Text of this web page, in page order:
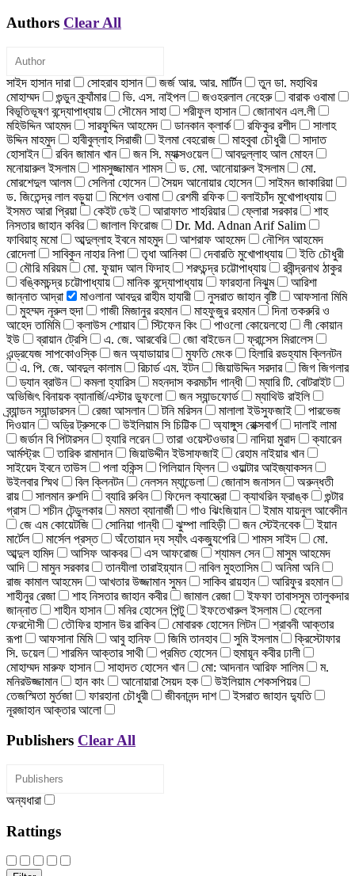
Authors Clear All
সাইদ হাসান দারা সোহরাব হাসান জর্জ আর. আর. মার্টিন
তুন ডা. মহাথির
মোহাম্মদ
গুন্ডুন ক্র্যাঁমার ভি. এস. নাইপল জওহরলাল নেহেরু
বারাক ওবামা
বিভূতিভূষণ বন্দ্যোপাধ্যায়
সৌমেন সাহা শরীফুল হাসান
জোনাথন এল.লী
মহিউদ্দিন আহমদ
সারফুদ্দিন আহমেদ ডানকান ক্লার্ক রফিকুর রশীদ
সালাহ
উদ্দিন মাহমুদ
হাবীবুল্লাহ সিরাজী ইলমা বেহরোজ মাহবুবা চৌধুরী
সাদাত
হোসাইন
রবিন জামান খান জন সি. ম্যাক্সওয়েল
আবদুল্লাহ আল মোহন
মনোয়ারুল ইসলাম
শামসুজ্জামান শামস ড. মো. আনোয়ারুল ইসলাম
মো.
মোরশেদুল আলম
সেলিনা হোসেন সৈয়দ আনোয়ার হোসেন
সাইমন জাকারিয়া
ড. জিতেন্দ্র লাল বড়ুয়া
মিশেল ওবামা রেশমী রফিক
বলাইচাঁদ মুখোপাধ্যায়
ইসমত আরা প্রিয়া
কেইট ডেই আরাফাত শাহরিয়ার ফ্লোরা সরকার
শাহ
নিসতার জাহান কবির
জালাল ফিরোজ
Dr. Md. Adnan Arif Salim
ফাবিয়াহ্ মমো
আব্দুল্লাহ ইবনে মাহমুদ আশরাফ আহমেদ
নৌশিন আহমেদ
রোদেলা
সাবিকুন নাহার নিপা তৃধা আনিকা দেবারতি মুখোপাধ্যায়
ইতি চৌধুরী
মৌরি মরিয়ম
মো. ফুয়াদ আল ফিদাহ শরৎচন্দ্র চট্টোপাধ্যায়
রবীন্দ্রনাথ ঠাকুর
বঙ্কিমচন্দ্র চট্টোপাধ্যায়
মানিক বন্দ্যোপাধ্যায় ফারহানা নিঝুম
আরিশা
জান্নাত আদ্রা
মাওলানা আবদুর রাহীম হাযারী নুসরাত জাহান বৃষ্টি
আফসানা মিমি
মুহম্মদ নূরুল হুদা
গাজী মিজানুর রহমান মাহফুজুর রহমান
দিনা তকরুরি ও
আহেদ তামিমি
ক্লাউস শোয়াব স্টিফেন কিং পাওলো কোয়েলহো
লী কোয়ান
ইউ
ব্রায়ান ট্রেসি এ. জে. আরবেরি জো বাইডেন
ফ্রান্সেস মিরালেস
এন্ড্রযেজ সাপকোওস্কি
জন অ্যাডায়ার মুফতি মেংক
হিলারি রডহ্যাম ক্লিনটন
এ. পি. জে. আবদুল কালাম
রিচার্ড এম. ইটন জিয়াউদ্দিন সরদার
জিগ জিগলার
ড্যান ব্রাউন
কমলা হ্যারিস মহনদাস করমচাঁদ গান্ধী
ম্যারি টি. বোটরাইট
অভিজিৎ বিনায়ক ব্যানার্জি/এস্টার ডুফলো
জন স্যান্ডফোর্ড
ম্যাথিউ রাইলি
ব্র্যান্ডন স্যান্ডারসন
রেজা আসলান টনি মরিসন মালালা ইউসুফজাই
পারভেজ
দিওয়ান
অড্রি ট্রুসকে উইলিয়াম সি চিট্টিক অ্যাঙ্গুস রোক্সবার্গ
দালাই লামা
জর্ডান বি পিটারসন
হ্যারি লরেন তারা ওয়েস্টওভার নাদিয়া মুরাদ
ক্যারেন
আর্মস্ট্রং
তারিক রামাদান জিয়াউদ্দীন ইউসাফজাই
রেহাম নাইয়ার খান
সাইয়েদ ইবনে তাউস
পলা হকিন্স গিলিয়ান ফ্লিন
ওয়াল্টার আইজ্যাকসন
উইলবার স্মিথ
বিল ক্লিনটন নেলসন ম্যান্ডেলা জোনাস জনাসন
অরুন্ধতী
রায়
সালমান রুশদি ব্যারি রুবিন ফিদেল ক্যাস্ত্রো ক্যাথরিন ফ্রাঙ্ক
গুন্টার
গ্রাস
শচীন টেন্ডুলকার মমতা ব্যানার্জী গাও ঝিংজিয়ান
ইমাম যায়নুল আবেদীন
জে এম কোয়েটজি
সোনিয়া গান্ধী ঝুম্পা লাহিড়ী জন স্টেইনবেক
ইয়ান
মার্টেল
মার্সেল প্রস্ত অঁতোয়ান দ্য স্যাঁৎ একজ্যুপেরি শামস সাইদ
মো.
আব্দুল হামিদ
আসিফ আকবর এস আফরোজ শ্যামল সেন
মাসুম আহমেদ
আদি
মামুন সরকার তানযীলা তারাইয়্যান নাবিল মুহতাসিম
অনিমা অনি
রাজ কামাল আহমেদ
আখতার উজ্জামান সুমন সাকিব রায়হান
আরিফুর রহমান
শাহীনুর রেজা
শাহ নিসতার জাহান কবীর জামাল রেজা
ইফফা তাবাসসুম তালুকদার
জান্নাত
শাহীন হাসান মনির হোসেন পিন্টু ইফতেখারুল ইসলাম
হেলেনা
ফেরদৌসী
তৌফির হাসান উর রাকিব মোবারক হোসেন লিটন
শ্রাবনী আক্তার
রূপা
আফসানা মিমি আবু হানিফ জিমি তানহাব সুমি ইসলাম
ক্রিস্টোফার
সি. ডয়েল
শারমিন আক্তার সাথী প্রমিত হোসেন
হুমায়ূন কবীর ঢালী
মোহাম্মদ মারুফ হাসান
সাহাদত হোসেন খান মো: আদনান আরিফ সালিম
ম.
মনিরউজ্জামান
হান কাং আনোয়ারা সৈয়দ হক
উইলিয়াম শেকসপিয়র
তেজস্মিতা মুর্তজা
ফারহানা চৌধুরী জীবনানন্দ দাশ
ইসরাত জাহান দ্যুতি
নূরজাহান আক্তার আলো
Publishers Clear All
অন্যধারা
Rattings